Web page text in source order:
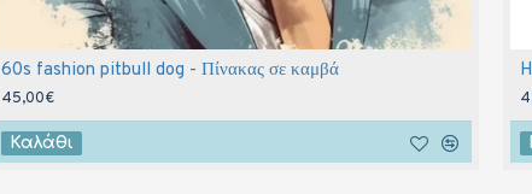
60s fashion pitbull dog - Πίνακας σε καμβά
45,00€
Καλάθι